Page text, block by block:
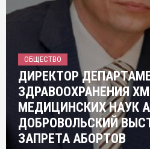
ОБЩЕСТВО
ДИРЕКТОР
ЗДРАВООХРАНЕНИЯ
МЕДИЦИНСКИХ НАУК
ДОБРОВОЛЬСКИЙ
ЗАПРЕТА АБОРТОВ